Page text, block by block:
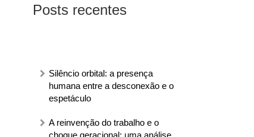
Posts recentes
Silêncio orbital: a presença
humana entre a desconexão e o
espetáculo
A reinvenção do trabalho e o